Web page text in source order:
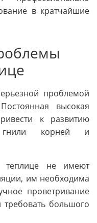
в кратчайшие
проблемой
высокая
к развитию
гнили корней и
теплице не имеют
им необходима
проветривание
большого